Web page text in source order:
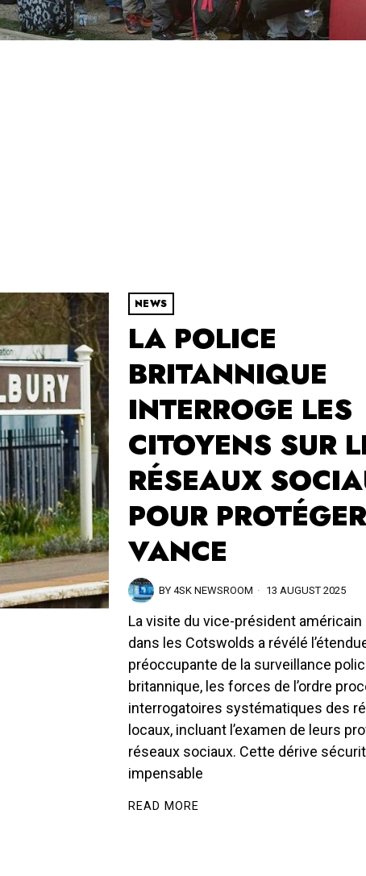
NEWS
LA POLICE
BRITANNIQUE
INTERROGE LES
CITOYENS SUR
RÉSEAUX
POUR
VANCE
BY 4SK NEWSROOM 13 AUGUST 2025
La visite du vice-président américain
dans les Cotswolds a révélé
préoccupante de la surveillance
britannique, les forces de l’ordre
interrogatoires systématiques des
locaux, incluant l’examen de leurs
réseaux sociaux. Cette dérive
impensable
READ MORE